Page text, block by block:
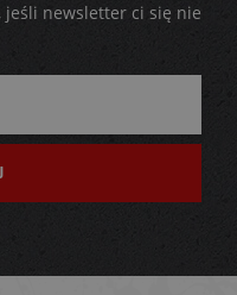
newsletter ci się nie